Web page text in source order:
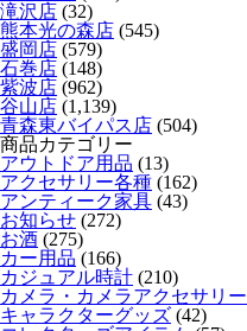
滝沢店 (32)
熊本光の森店 (545)
盛岡店 (579)
石巻店 (148)
紫波店 (962)
谷山店 (1,139)
青森東バイパス店 (504)
商品カテゴリー
アウトドア用品 (13)
アクセサリー各種 (162)
アンティーク家具 (43)
お知らせ (272)
お酒 (275)
カー用品 (166)
カジュアル時計 (210)
カメラ・カメラアクセサリー
キャラクターグッズ (42)